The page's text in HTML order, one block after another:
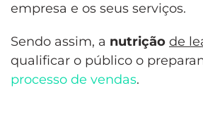
empresa e os seus serviços.
Sendo assim, a nutrição de
qualificar o público o
processo de vendas.